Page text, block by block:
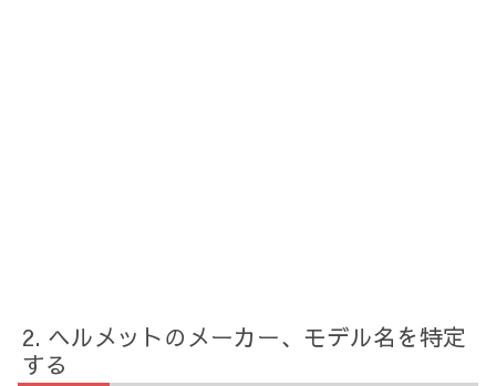
ヘルメットのメーカー、モデル名を特定
する